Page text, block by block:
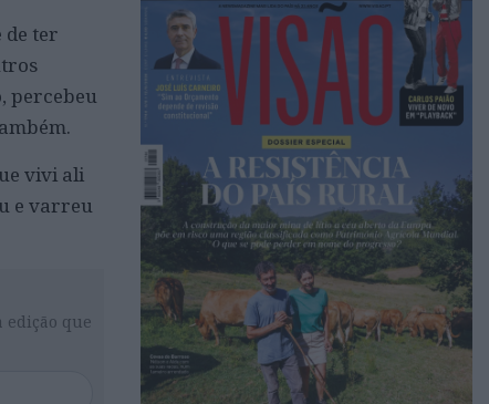
de ter
percebeu
vivi ali
e varreu
edição que